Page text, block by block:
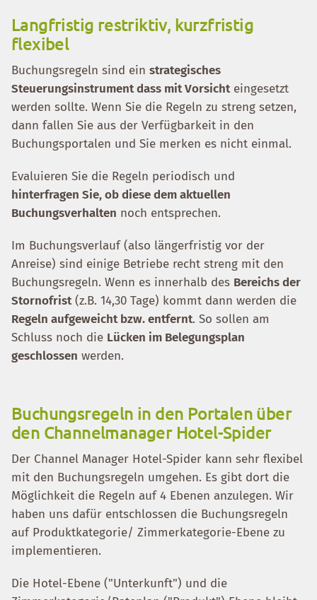
Langfristig restriktiv, kurzfristig
flexibel
Buchungsregeln sind ein strategisches
Steuerungsinstrument dass mit Vorsichteingesetzt
werden sollte. Wenn Sie die Regeln zu streng setzen,
dann fallen Sie aus der Verfügbarkeit in den
Buchungsportalen und Sie merken es nicht einmal.
Evaluieren Sie die Regeln periodisch und
hinterfragen Sie, ob diese dem aktuellen
Buchungsverhalten noch entsprechen.
Im Buchungsverlauf (also längerfristig vor der
Anreise) sind einige Betriebe recht streng mit den
Buchungsregeln. Wenn es innerhalb des Bereichs der
Stornofrist(z.B. 14,30 Tage) kommt dann werden die
Regeln aufgeweicht bzw. entfernt. So sollen am
Schluss noch die Lücken im Belegungsplan
geschlossen werden.
Buchungsregeln in den Portalen über
den Channelmanager Hotel-Spider
Der Channel Manager Hotel-Spider kann sehr flexibel
mit den Buchungsregeln umgehen. Es gibt dort die
Möglichkeit die Regeln auf 4 Ebenen anzulegen. Wir
haben uns dafür entschlossen die Buchungsregeln
auf Produktkategorie/ Zimmerkategorie-Ebene zu
implementieren.
Die Hotel-Ebene ("Unterkunft") und die